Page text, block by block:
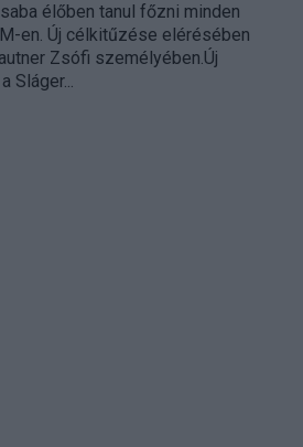
élőben tanul főzni minden
en. Új célkitűzése elérésében
Zsófi személyében.Új
Sláger...